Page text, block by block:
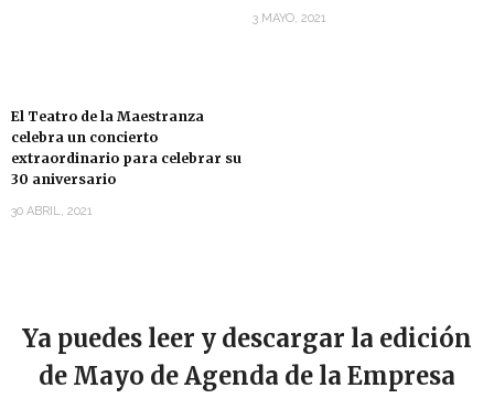
3 MAYO, 2021
El Teatro de la Maestranza
celebra un concierto
extraordinario para celebrar su
30 aniversario
30 ABRIL, 2021
Ya puedes leer y descargar la edición
de Mayo de Agenda de la Empresa